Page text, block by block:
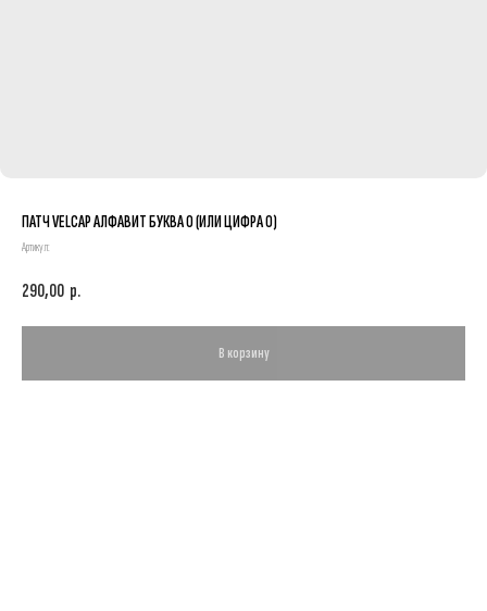
ПАТЧ VELCAP АЛФАВИТ БУКВА О (ИЛИ ЦИФРА 0)
Артикул:
290,00 р.
В корзину